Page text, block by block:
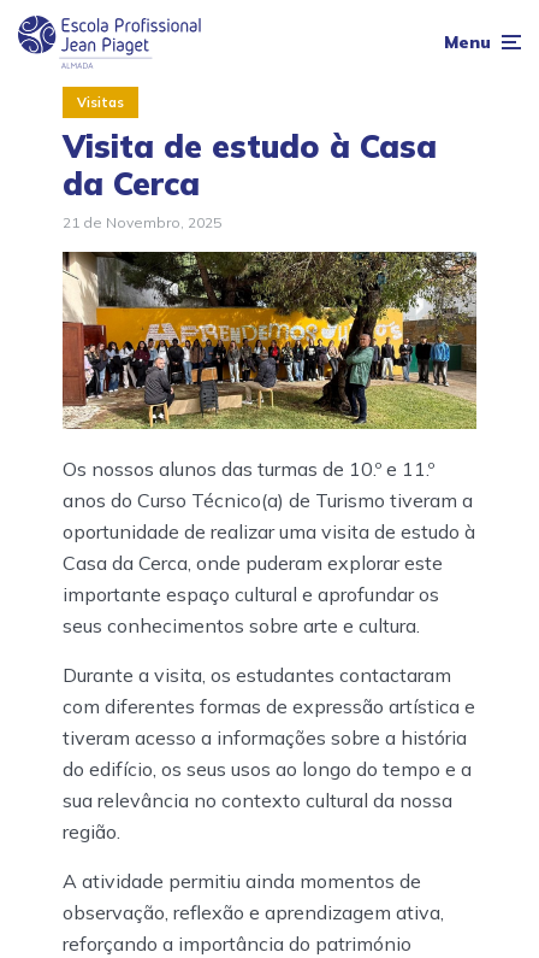
Menu
Visitas
Visita de estudo à Casa
da Cerca
21 de Novembro, 2025
Os nossos alunos das turmas de 10.º e 11.º
anos do Curso Técnico(a) de Turismo tiveram a
oportunidade de realizar uma visita de estudo à
Casa da Cerca, onde puderam explorar este
importante espaço cultural e aprofundar os
seus conhecimentos sobre arte e cultura.
Durante a visita, os estudantes contactaram
com diferentes formas de expressão artística e
tiveram acesso a informações sobre a história
do edifício, os seus usos ao longo do tempo e a
sua relevância no contexto cultural da nossa
região.
A atividade permitiu ainda momentos de
observação, reflexão e aprendizagem ativa,
reforçando a importância do património